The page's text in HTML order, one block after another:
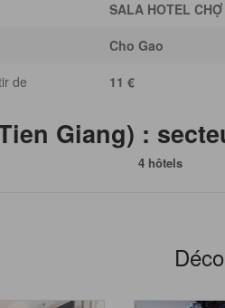
SALA HOTEL
Cho Gao
de
11 €
Giang) :
4 hôtels